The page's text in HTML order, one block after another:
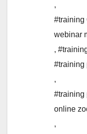
,
#training
webinar
,
#training
,
#training
online
,